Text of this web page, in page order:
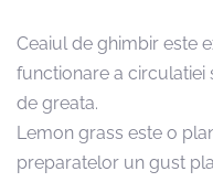
Ceaiul de ghimbir este
functionare a circulatiei
de greata.
Lemon grass este o
preparatelor un gust